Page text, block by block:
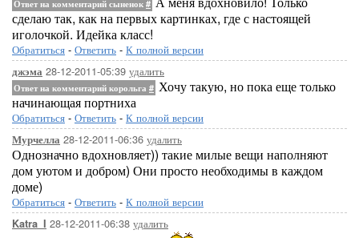
Ответ на комментарий сыненок #
сделаю так, как на первых картинках, где с настоящей
иголочкой. Идейка класс!
Обратиться - Ответить - К полной версии
джэма 28-12-2011-05:39 удалить
Ответ на комментарий корольга # Хочу такую, но пока еще только
начинающая портниха
Обратиться - Ответить - К полной версии
Мурчелла 28-12-2011-06:36 удалить
Однозначно вдохновляет)) такие милые вещи наполняют
дом уютом и добром) Они просто необходимы в каждом
доме)
Обратиться - Ответить - К полной версии
Katra_I 28-12-2011-06:38 удалить